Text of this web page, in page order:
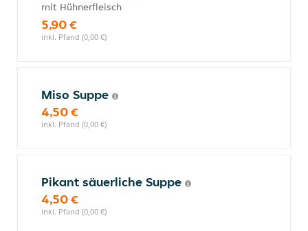
mit Hühnerfleisch
5,90 €
inkl. Pfand (0,00 €)
Miso Suppe
4,50 €
inkl. Pfand (0,00 €)
Pikant säuerliche Suppe
4,50 €
inkl. Pfand (0,00 €)